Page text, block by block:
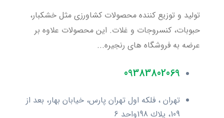
تولید و توزیع کننده محصولات کشاورزی مثل خشکبار،
حبوبات، کنسروجات و غلات. این محصولات علاوه بر
عرضه به فروشگاه های رنجیره...
09383802069
تهران ، فلکه اول تهران پارس، خیابان بهار، بعد از
109، پلاك 198واحد 6